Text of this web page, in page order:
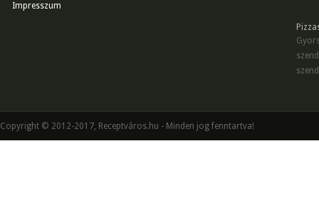
Impresszum
Copyright © 2012-2017, Receptváros.hu - Minden jog fenntartva!